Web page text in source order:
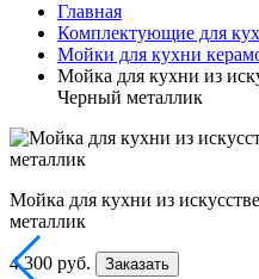
Главная
Комплектующие для
Мойки для кухни
Мойка для кухни из
Черный металлик
Мойка для кухни из
металлик
4 300 руб. Заказать